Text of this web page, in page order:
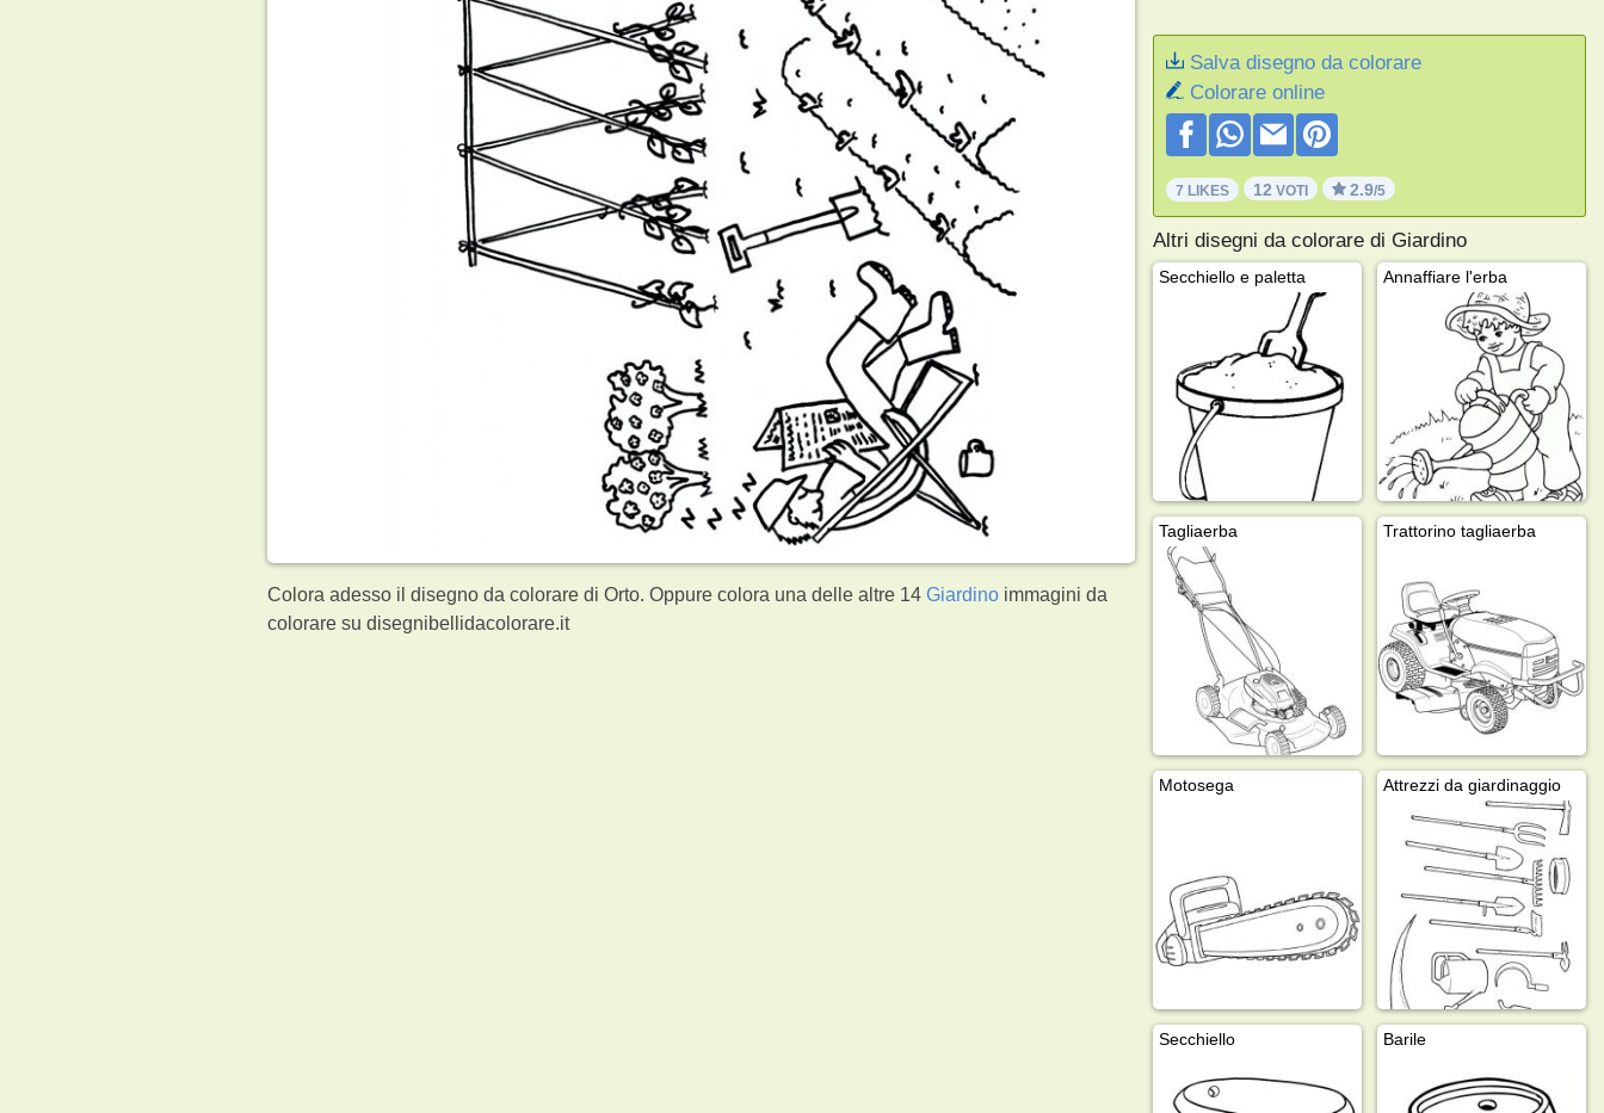
Colora adesso il disegno da colorare di Orto. Oppure colora una delle altre 14Giardino immagini da
colorare su disegnibellidacolorare.it
Salva disegno da colorare
Colorare online
7 LIKES 12 VOTI 2.9/5
Altri disegni da colorare di Giardino
Secchiello e paletta Annaffiare l'erba
Tagliaerba Trattorino tagliaerba
Motosega Attrezzi da giardinaggio
Secchiello Barile